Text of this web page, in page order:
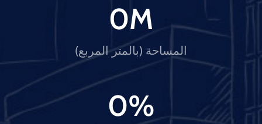
0M
المساحة (بالمتر المربع)
0%